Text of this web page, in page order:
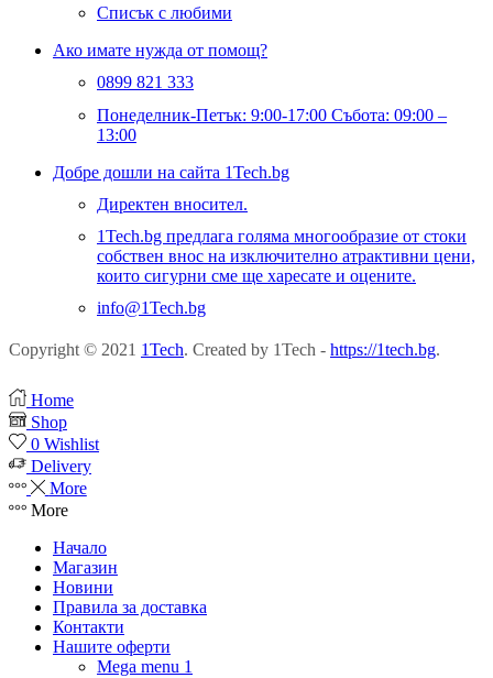
Списък с любими
Ако имате нужда от помощ?
0899 821 333
Понеделник-Петък: 9:00-17:00 Събота: 09:00 –
13:00
Добре дошли на сайта 1Tech.bg
Директен вносител.
1Tech.bg предлага голяма многообразие от стоки
собствен внос на изключително атрактивни цени,
които сигурни сме ще харесате и оцените.
info@1Tech.bg
Copyright © 2021 1Tech. Created by 1Tech - https://1tech.bg.
Home
Shop
0 Wishlist
Delivery
More
More
Начало
Магазин
Новини
Правила за доставка
Контакти
Нашите оферти
Mega menu 1